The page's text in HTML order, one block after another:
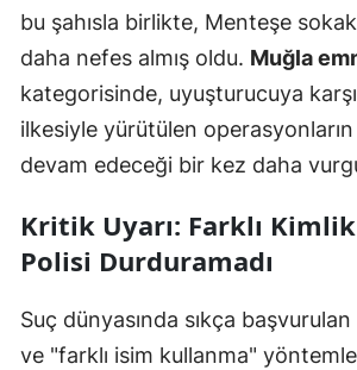
bu şahısla birlikte, Menteşe
daha nefes almış oldu. Muğla
kategorisinde, uyuşturucuya
ilkesiyle yürütülen operasyonların
devam edeceği bir kez daha
Kritik Uyarı: Farklı
Polisi Durduramadı
Suç dünyasında sıkça
ve "farklı isim kullanma"